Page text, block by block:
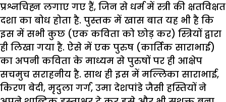
प्रश्नचिह्न लगाए गए हैं, जिन से धर्म में स्त्री की क्षतविक्षत
दशा का बोध होता है. पुस्तक में खास बात यह भी है कि
इस में सभी कुछ (एक कविता को छोड़ कर) स्त्रियों द्वारा
ही लिखा गया है. ऐसे में एक पुरुष (कार्तिक साराभाई)
का अपनी कविता के माध्यम से पुरुषों पर ही आक्षेप
सचमुच सराहनीय है. साथ ही इस में मल्लिका साराभाई,
किरण बेदी, मृदुला गर्ग, उमा देशपांडे जैसी हस्तियों ने